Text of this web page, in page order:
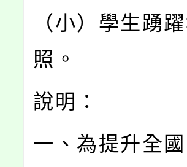
（小）學生踴
照。
說明：
一、為提升全